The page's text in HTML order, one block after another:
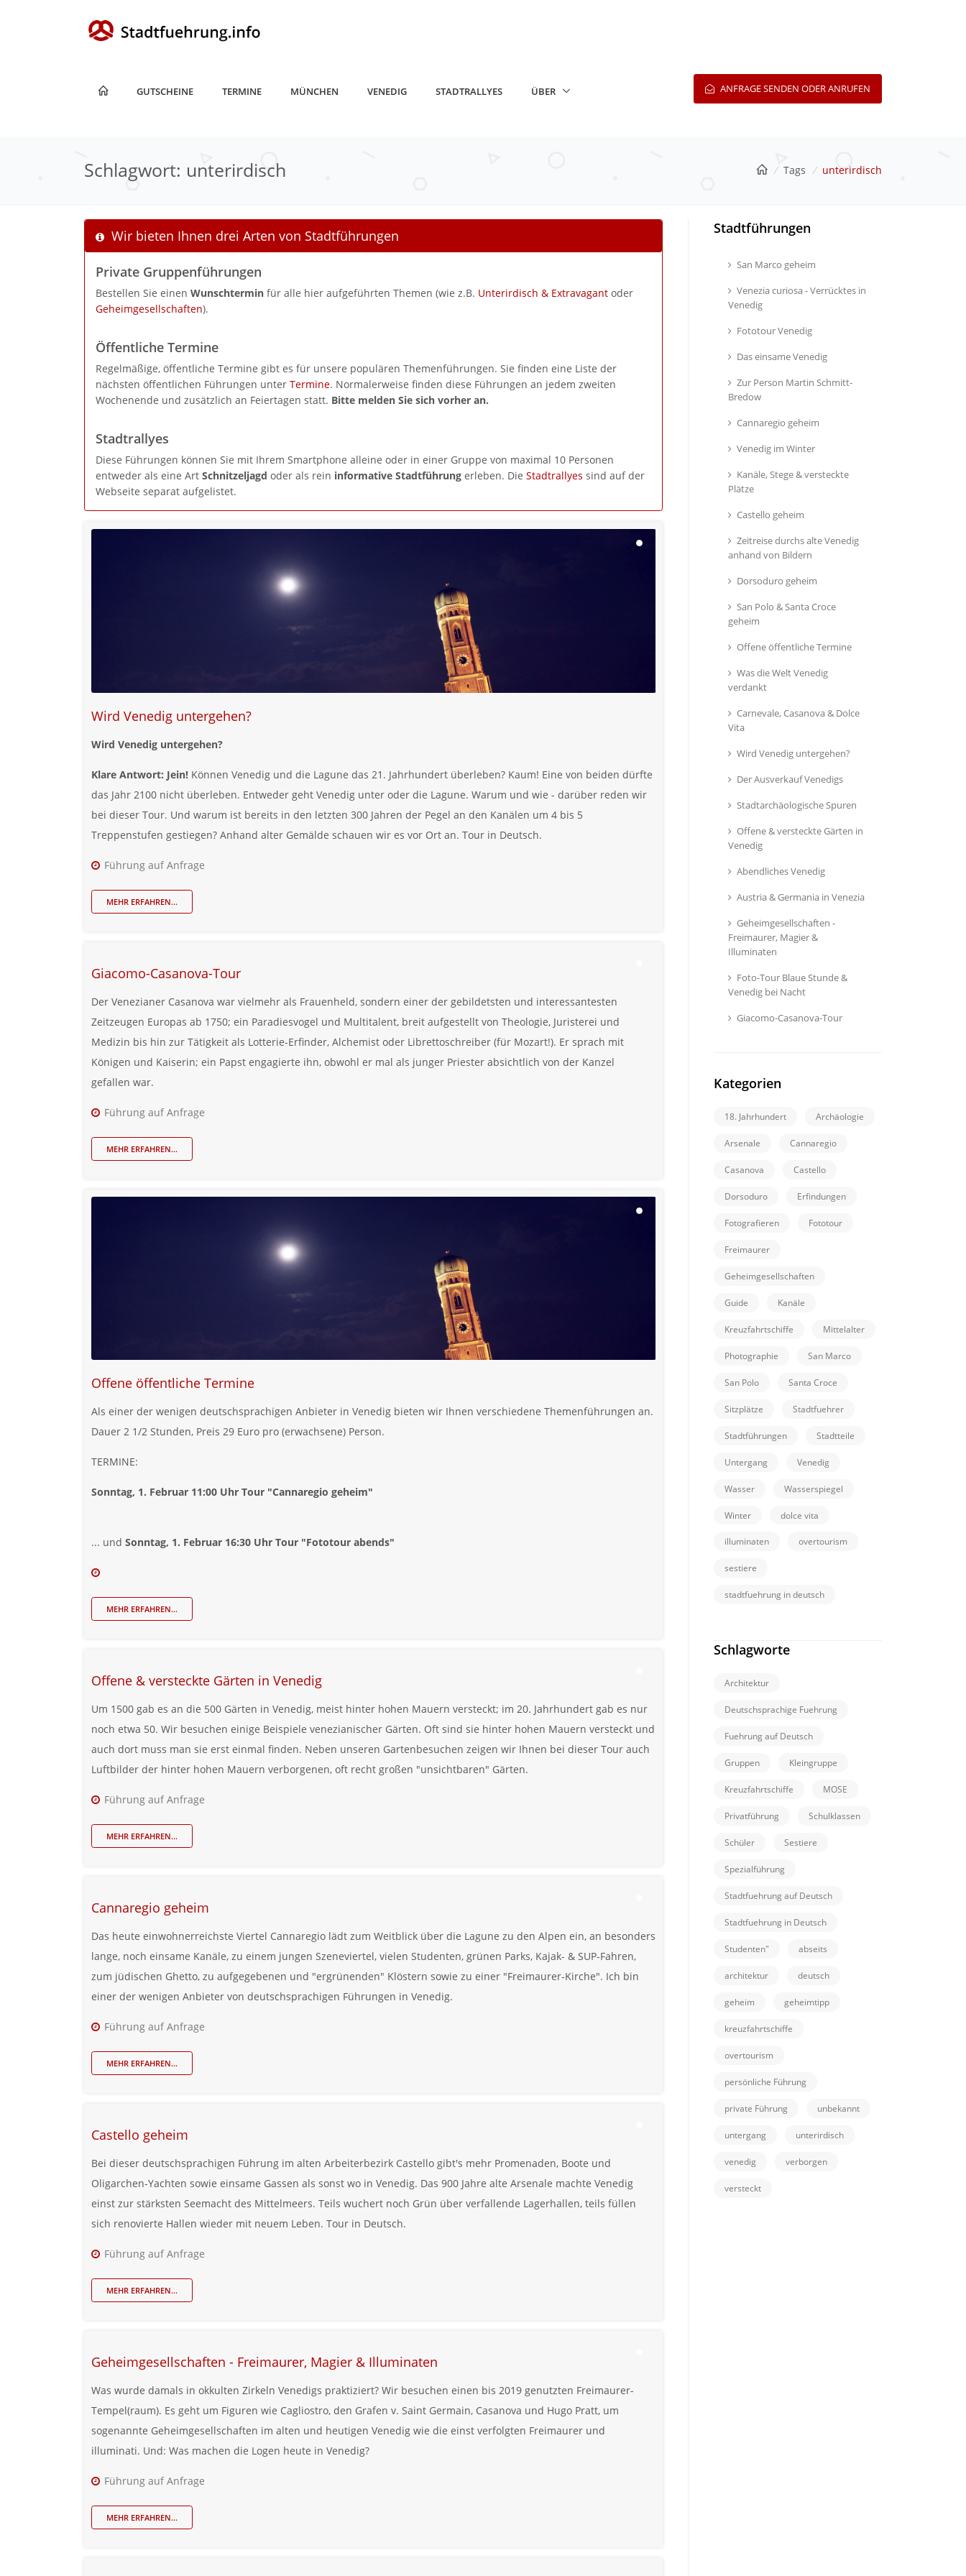
GUTSCHEINE TERMINE MÜNCHEN VENEDIG STADTRALLYES ÜBER ANFRAGE SENDEN ODER ANRUFEN
Schlagwort: unterirdisch / Tags / unterirdisch
Wir bieten Ihnen drei Arten von Stadtführungen
Private Gruppenführungen
Bestellen Sie einen Wunschtermin für alle hier aufgeführten Themen (wie z.B. Unterirdisch & Extravagant oder
Geheimgesellschaften).
Öffentliche Termine
Regelmäßige, öffentliche Termine gibt es für unsere populären Themenführungen. Sie finden eine Liste der
nächsten öffentlichen Führungen unter Termine. Normalerweise finden diese Führungen an jedem zweiten
Wochenende und zusätzlich an Feiertagen statt. Bitte melden Sie sich vorher an.
Stadtrallyes
Diese Führungen können Sie mit Ihrem Smartphone alleine oder in einer Gruppe von maximal 10 Personen
entweder als eine Art Schnitzeljagd oder als rein informative Stadtführung erleben. Die Stadtrallyes sind auf der
Webseite separat aufgelistet.
Wird Venedig untergehen?
Wird Venedig untergehen?
Klare Antwort: Jein! Können Venedig und die Lagune das 21. Jahrhundert überleben? Kaum! Eine von beiden dürfte
das Jahr 2100 nicht überleben. Entweder geht Venedig unter oder die Lagune. Warum und wie - darüber reden wir
bei dieser Tour. Und warum ist bereits in den letzten 300 Jahren der Pegel an den Kanälen um 4 bis 5
Treppenstufen gestiegen? Anhand alter Gemälde schauen wir es vor Ort an. Tour in Deutsch.
Führung auf Anfrage
MEHR ERFAHREN...
Giacomo-Casanova-Tour
Der Venezianer Casanova war vielmehr als Frauenheld, sondern einer der gebildetsten und interessantesten
Zeitzeugen Europas ab 1750; ein Paradiesvogel und Multitalent, breit aufgestellt von Theologie, Juristerei und
Medizin bis hin zur Tätigkeit als Lotterie-Erfinder, Alchemist oder Librettoschreiber (für Mozart!). Er sprach mit
Königen und Kaiserin; ein Papst engagierte ihn, obwohl er mal als junger Priester absichtlich von der Kanzel
gefallen war.
Führung auf Anfrage
MEHR ERFAHREN...
Offene öffentliche Termine
Als einer der wenigen deutschsprachigen Anbieter in Venedig bieten wir Ihnen verschiedene Themenführungen an.
Dauer 2 1/2 Stunden, Preis 29 Euro pro (erwachsene) Person.
TERMINE:
Sonntag, 1. Februar 11:00 Uhr Tour "Cannaregio geheim"
... und Sonntag, 1. Februar 16:30 Uhr Tour "Fototour abends"
MEHR ERFAHREN...
Offene & versteckte Gärten in Venedig
Um 1500 gab es an die 500 Gärten in Venedig, meist hinter hohen Mauern versteckt; im 20. Jahrhundert gab es nur
noch etwa 50. Wir besuchen einige Beispiele venezianischer Gärten. Oft sind sie hinter hohen Mauern versteckt und
auch dort muss man sie erst einmal finden. Neben unseren Gartenbesuchen zeigen wir Ihnen bei dieser Tour auch
Luftbilder der hinter hohen Mauern verborgenen, oft recht großen "unsichtbaren" Gärten.
Führung auf Anfrage
MEHR ERFAHREN...
Cannaregio geheim
Das heute einwohnerreichste Viertel Cannaregio lädt zum Weitblick über die Lagune zu den Alpen ein, an besonders
lange, noch einsame Kanäle, zu einem jungen Szeneviertel, vielen Studenten, grünen Parks, Kajak- & SUP-Fahren,
zum jüdischen Ghetto, zu aufgegebenen und "ergrünenden" Klöstern sowie zu einer "Freimaurer-Kirche". Ich bin
einer der wenigen Anbieter von deutschsprachigen Führungen in Venedig.
Führung auf Anfrage
MEHR ERFAHREN...
Castello geheim
Bei dieser deutschsprachigen Führung im alten Arbeiterbezirk Castello gibt's mehr Promenaden, Boote und
Oligarchen-Yachten sowie einsame Gassen als sonst wo in Venedig. Das 900 Jahre alte Arsenale machte Venedig
einst zur stärksten Seemacht des Mittelmeers. Teils wuchert noch Grün über verfallende Lagerhallen, teils füllen
sich renovierte Hallen wieder mit neuem Leben. Tour in Deutsch.
Führung auf Anfrage
MEHR ERFAHREN...
Geheimgesellschaften - Freimaurer, Magier & Illuminaten
Was wurde damals in okkulten Zirkeln Venedigs praktiziert? Wir besuchen einen bis 2019 genutzten Freimaurer-
Tempel(raum). Es geht um Figuren wie Cagliostro, den Grafen v. Saint Germain, Casanova und Hugo Pratt, um
sogenannte Geheimgesellschaften im alten und heutigen Venedig wie die einst verfolgten Freimaurer und
illuminati. Und: Was machen die Logen heute in Venedig?
Führung auf Anfrage
MEHR ERFAHREN...
Stadtführungen
San Marco geheim
Venezia curiosa - Verrücktes in
Venedig
Fototour Venedig
Das einsame Venedig
Zur Person Martin Schmitt-
Bredow
Cannaregio geheim
Venedig im Winter
Kanäle, Stege & versteckte
Plätze
Castello geheim
Zeitreise durchs alte Venedig
anhand von Bildern
Dorsoduro geheim
San Polo & Santa Croce
geheim
Offene öffentliche Termine
Was die Welt Venedig
verdankt
Carnevale, Casanova & Dolce
Vita
Wird Venedig untergehen?
Der Ausverkauf Venedigs
Stadtarchäologische Spuren
Offene & versteckte Gärten in
Venedig
Abendliches Venedig
Austria & Germania in Venezia
Geheimgesellschaften -
Freimaurer, Magier &
Illuminaten
Foto-Tour Blaue Stunde &
Venedig bei Nacht
Giacomo-Casanova-Tour
Kategorien
18. Jahrhundert Archäologie
Arsenale Cannaregio
Casanova Castello
Dorsoduro Erfindungen
Fotografieren Fototour
Freimaurer
Geheimgesellschaften
Guide Kanäle
Kreuzfahrtschiffe Mittelalter
Photographie San Marco
San Polo Santa Croce
Sitzplätze Stadtfuehrer
Stadtführungen Stadtteile
Untergang Venedig
Wasser Wasserspiegel
Winter dolce vita
illuminaten overtourism
sestiere
stadtfuehrung in deutsch
Schlagworte
Architektur
Deutschsprachige Fuehrung
Fuehrung auf Deutsch
Gruppen Kleingruppe
Kreuzfahrtschiffe MOSE
Privatführung Schulklassen
Schüler Sestiere
Spezialführung
Stadtfuehrung auf Deutsch
Stadtfuehrung in Deutsch
Studenten" abseits
architektur deutsch
geheim geheimtipp
kreuzfahrtschiffe
overtourism
persönliche Führung
private Führung unbekannt
untergang unterirdisch
venedig verborgen
versteckt